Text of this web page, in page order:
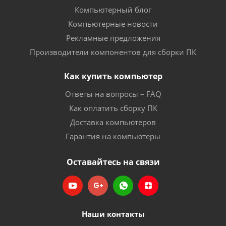
Компьютерный блог
Компьютерные новости
Рекламные предложения
Производители компонентов для сборки ПК
Как купить компьютер
Ответы на вопросы – FAQ
Как оплатить сборку ПК
Доставка компьютеров
Гарантия на компьютеры
Оставайтесь на связи
Наши контакты